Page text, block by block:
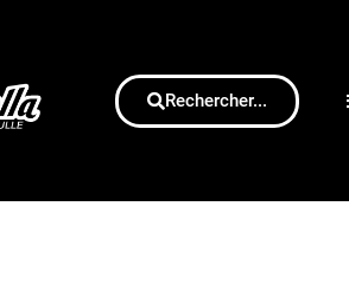
Rechercher...